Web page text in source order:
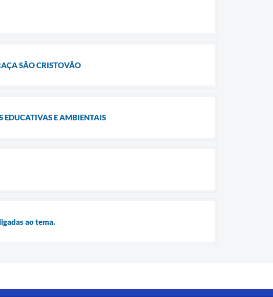
SÃO CRISTOVÃO
E AMBIENTAIS
ao tema.